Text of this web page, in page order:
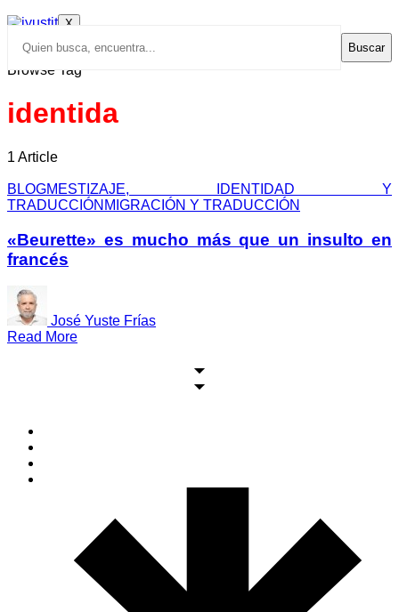
X
Buscar
Browse Tag
identida
1 Article
BLOGMESTIZAJE, IDENTIDAD Y
TRADUCCIÓN MIGRACIÓN Y TRADUCCIÓN
«Beurette» es mucho más que un insulto en
francés
José Yuste Frías
Read More